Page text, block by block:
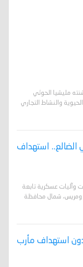
مليشيا الحوثي
والنشاط التجاري
الضالع.. استهداف
وآليات عسكرية تابعة
ومريس، شمال محافظة
استهداف مأرب